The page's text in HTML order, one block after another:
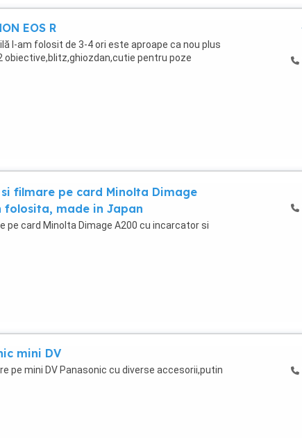
EOS R
l-am folosit de 3-4 ori este aproape ca nou plus
obiective,blitz,ghiozdan,cutie pentru poze
filmare pe card Minolta Dimage
folosita, made in Japan
pe card Minolta Dimage A200 cu incarcator si
mini DV
pe mini DV Panasonic cu diverse accesorii,putin